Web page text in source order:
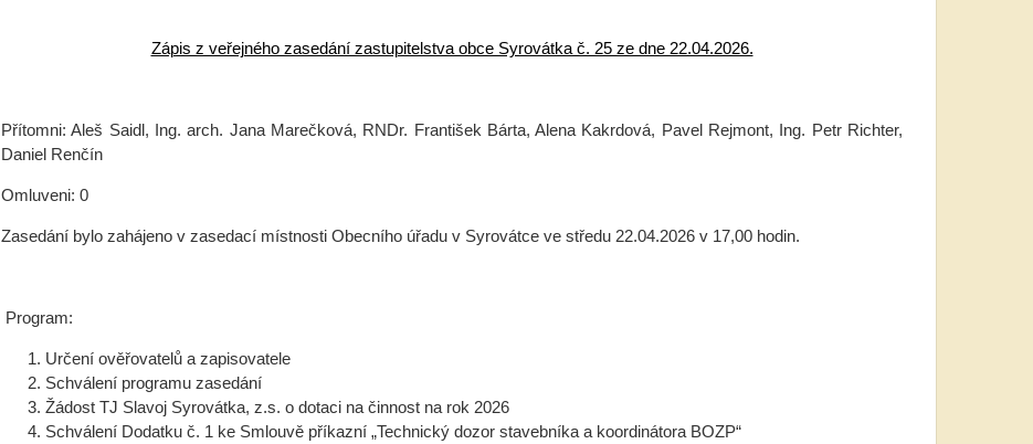
Zápis z veřejného zasedání zastupitelstva obce Syrovátka č. 25 ze dne 22.04.2026.
Přítomni: Aleš Saidl, Ing. arch. Jana Marečková, RNDr. František Bárta, Alena Kakrdová, Pavel Rejmont, Ing. Petr Richter,
Daniel Renčín
Omluveni: 0
Zasedání bylo zahájeno v zasedací místnosti Obecního úřadu v Syrovátce ve středu 22.04.2026 v 17,00 hodin.
Program:
Určení ověřovatelů a zapisovatele
Schválení programu zasedání
Žádost TJ Slavoj Syrovátka, z.s. o dotaci na činnost na rok 2026
Schválení Dodatku č. 1 ke Smlouvě příkazní „Technický dozor stavebníka a koordinátora BOZP“